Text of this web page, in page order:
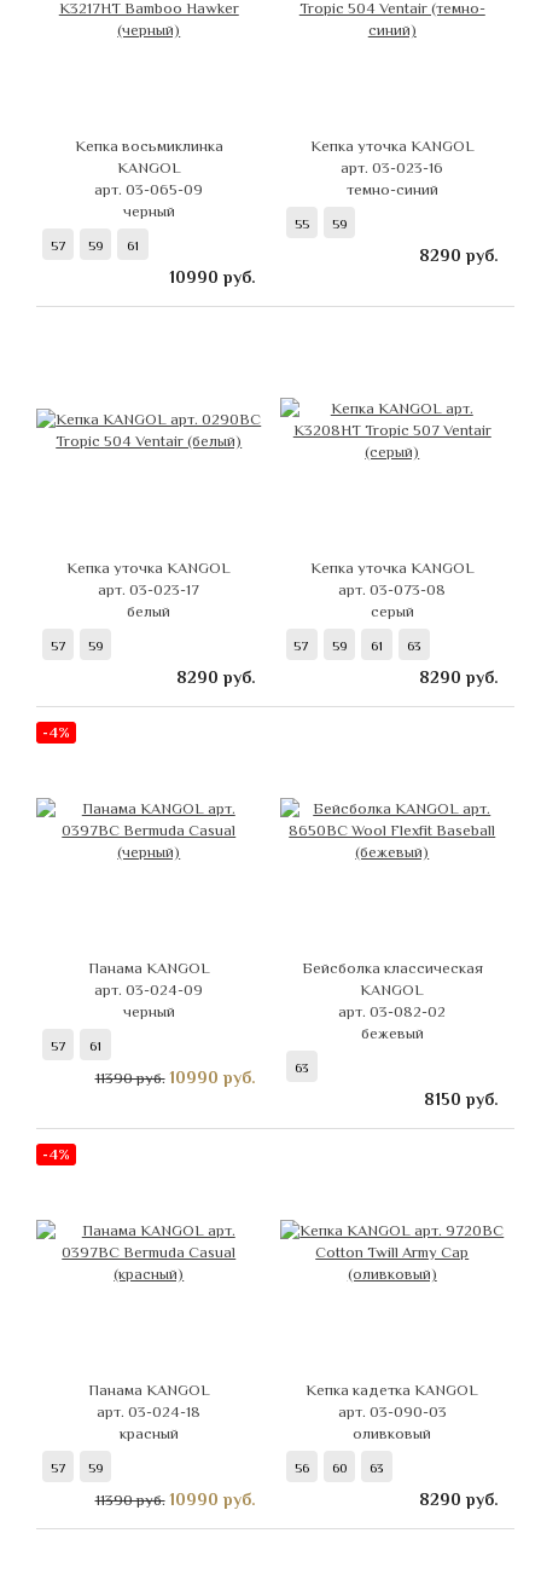
Кепка восьмиклинка
KANGOL
арт. 03-065-09
черный
57 59 61
10990 руб.
Кепка уточка KANGOL
арт. 03-023-16
темно-синий
55 59
8290 руб.
Кепка уточка KANGOL
арт. 03-023-17
белый
57 59
8290 руб.
Кепка уточка KANGOL
арт. 03-073-08
серый
57 59 61 63
8290 руб.
-4%
Панама KANGOL
арт. 03-024-09
черный
57 61
11390 руб. 10990 руб.
Бейсболка классическая
KANGOL
арт. 03-082-02
бежевый
63
8150 руб.
-4%
Панама KANGOL
арт. 03-024-18
красный
57 59
11390 руб. 10990 руб.
Кепка кадетка KANGOL
арт. 03-090-03
оливковый
56 60 63
8290 руб.